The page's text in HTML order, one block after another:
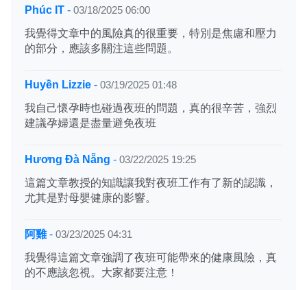
Phúc IT - 03/18/2025 06:00
我覺得文章中的風險真的很重要，特別是焦慮和壓力
的部分，應該多關注這些問題。
Huyền Lizzie - 03/19/2025 01:48
我自己懷孕時也碰過夜班的問題，真的很辛苦，強烈
建議孕婦還是盡量避免夜班
Hương Đà Nẵng - 03/22/2025 19:25
這篇文章教授的知識讓我對夜班工作有了新的認識，
尤其是對母嬰健康的影響。
阿雞- 03/23/2025 04:31
我覺得這篇文章強調了夜班可能帶來的健康風險，真
的不應該忽視。大家都要注意！